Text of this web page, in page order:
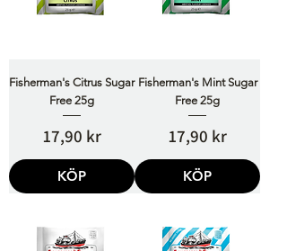
Fisherman's Citrus Sugar
Free 25g
Pris
17,90 kr
KÖP
Fisherman's Mint Sugar
Free 25g
Pris
17,90 kr
KÖP